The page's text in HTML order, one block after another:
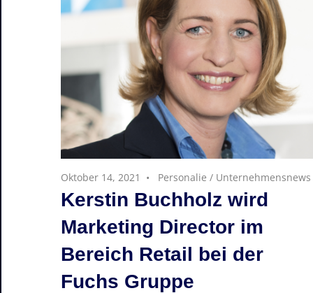
Oktober 14, 2021 Personalie / Unternehmensnews
Kerstin Buchholz wird
Marketing Director im
Bereich Retail bei der
Fuchs Gruppe